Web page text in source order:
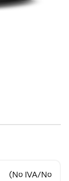
(No IVA/No